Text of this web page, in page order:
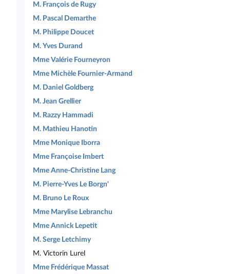
M. François de Rugy
M. Pascal Demarthe
M. Philippe Doucet
M. Yves Durand
Mme Valérie Fourneyron
Mme Michèle Fournier-Armand
M. Daniel Goldberg
M. Jean Grellier
M. Razzy Hammadi
M. Mathieu Hanotin
Mme Monique Iborra
Mme Françoise Imbert
Mme Anne-Christine Lang
M. Pierre-Yves Le Borgn'
M. Bruno Le Roux
Mme Marylise Lebranchu
Mme Annick Lepetit
M. Serge Letchimy
M. Victorin Lurel
Mme Frédérique Massat